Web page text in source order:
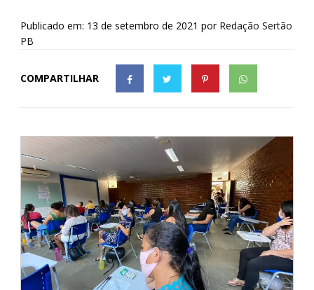
Publicado em: 13 de setembro de 2021 por Redação Sertão
PB
COMPARTILHAR